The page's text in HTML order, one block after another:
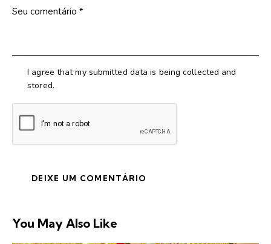
I agree that my submitted data is being collected and
stored.
You May Also Like